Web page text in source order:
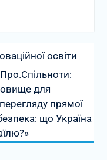
освіти
для
прямої
що Україна